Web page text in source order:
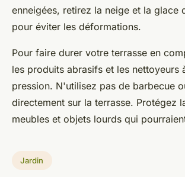
enneigées, retirez la neige et la glace
pour éviter les déformations.
Pour faire durer votre terrasse en
les produits abrasifs et les nettoyeurs
pression. N'utilisez pas de barbecue
directement sur la terrasse. Protégez
meubles et objets lourds qui
Jardin